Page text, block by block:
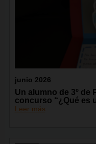
junio 2026
Un alumno de 3º de
concurso “¿Qué es
Leer más